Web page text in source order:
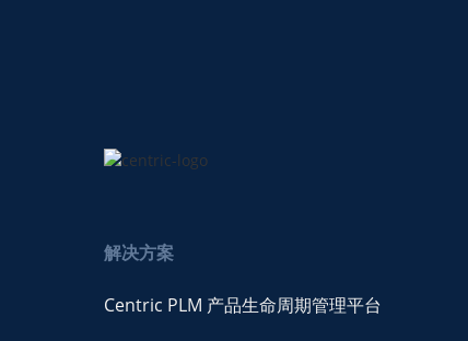
解决方案
Centric PLM 产品生命周期管理平台